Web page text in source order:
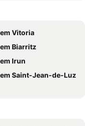
La Espiga
Pamplona
Noain
Azcona
de Pamplona
en Leitza
Vitoria
Biarritz
Irun
Saint-Jean-de-Luz